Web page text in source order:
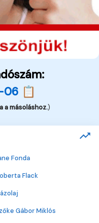
06 📋
a másoláshoz.)
Fonda
Flack
Gábor Miklós